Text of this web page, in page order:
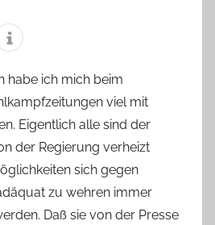
habe ich mich beim
viel mit
Eigentlich alle sind der
der Regierung verheizt
sich gegen
zu wehren immer
Daß sie von der Presse